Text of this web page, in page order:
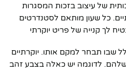
של עיצוב בזכות המסגרות
כל שעון מותאם לסטנדרטים
לך קנייה של פריט יוקרתי
שבו תבחר למקם אותו. יוקרתיים
שלהם. לדוגמה יש כאלה בצבע זהב